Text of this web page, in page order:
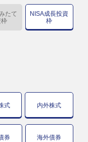
たて
NISA成長投資
枠
式 内外株式
券 海外債券